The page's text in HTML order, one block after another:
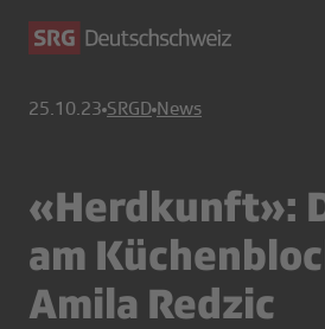
25.10.23 SRGD News
«Herdkunft»:
am
Amila Redzic